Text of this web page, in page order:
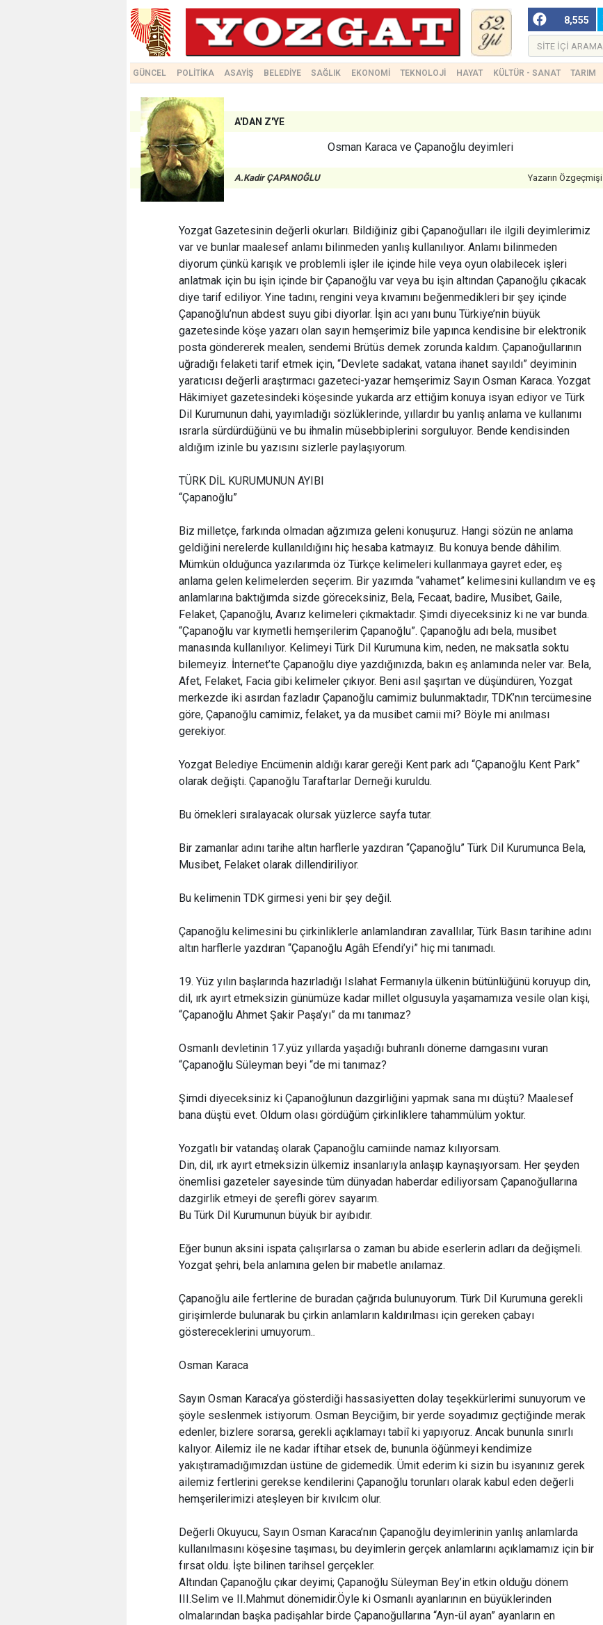
8,555
GÜNCEL POLİTİKA ASAYİŞ BELEDİYE SAĞLIK EKONOMİ TEKNOLOJİ HAYAT KÜLTÜR - SANAT TARIM
A'DAN Z'YE
Osman Karaca ve Çapanoğlu deyimleri
A.Kadir ÇAPANOĞLU Yazarın Özgeçmişi
Yozgat Gazetesinin değerli okurları. Bildiğiniz gibi Çapanoğulları ile ilgili deyimlerimiz
var ve bunlar maalesef anlamı bilinmeden yanlış kullanılıyor. Anlamı bilinmeden
diyorum çünkü karışık ve problemli işler ile içinde hile veya oyun olabilecek işleri
anlatmak için bu işin içinde bir Çapanoğlu var veya bu işin altından Çapanoğlu çıkacak
diye tarif ediliyor. Yine tadını, rengini veya kıvamını beğenmedikleri bir şey içinde
Çapanoğlu’nun abdest suyu gibi diyorlar. İşin acı yanı bunu Türkiye’nin büyük
gazetesinde köşe yazarı olan sayın hemşerimiz bile yapınca kendisine bir elektronik
posta göndererek mealen, sendemi Brütüs demek zorunda kaldım. Çapanoğullarının
uğradığı felaketi tarif etmek için, “Devlete sadakat, vatana ihanet sayıldı” deyiminin
yaratıcısı değerli araştırmacı gazeteci-yazar hemşerimiz Sayın Osman Karaca. Yozgat
Hâkimiyet gazetesindeki köşesinde yukarda arz ettiğim konuya isyan ediyor ve Türk
Dil Kurumunun dahi, yayımladığı sözlüklerinde, yıllardır bu yanlış anlama ve kullanımı
ısrarla sürdürdüğünü ve bu ihmalin müsebbiplerini sorguluyor. Bende kendisinden
aldığım izinle bu yazısını sizlerle paylaşıyorum.
TÜRK DİL KURUMUNUN AYIBI
“Çapanoğlu”
Biz milletçe, farkında olmadan ağzımıza geleni konuşuruz. Hangi sözün ne anlama
geldiğini nerelerde kullanıldığını hiç hesaba katmayız. Bu konuya bende dâhilim.
Mümkün olduğunca yazılarımda öz Türkçe kelimeleri kullanmaya gayret eder, eş
anlama gelen kelimelerden seçerim. Bir yazımda “vahamet” kelimesini kullandım ve eş
anlamlarına baktığımda sizde göreceksiniz, Bela, Fecaat, badire, Musibet, Gaile,
Felaket, Çapanoğlu, Avarız kelimeleri çıkmaktadır. Şimdi diyeceksiniz ki ne var bunda.
“Çapanoğlu var kıymetli hemşerilerim Çapanoğlu”. Çapanoğlu adı bela, musibet
manasında kullanılıyor. Kelimeyi Türk Dil Kurumuna kim, neden, ne maksatla soktu
bilemeyiz. İnternet’te Çapanoğlu diye yazdığınızda, bakın eş anlamında neler var. Bela,
Afet, Felaket, Facia gibi kelimeler çıkıyor. Beni asıl şaşırtan ve düşündüren, Yozgat
merkezde iki asırdan fazladır Çapanoğlu camimiz bulunmaktadır, TDK’nın tercümesine
göre, Çapanoğlu camimiz, felaket, ya da musibet camii mi? Böyle mi anılması
gerekiyor.
Yozgat Belediye Encümenin aldığı karar gereği Kent park adı “Çapanoğlu Kent Park”
olarak değişti. Çapanoğlu Taraftarlar Derneği kuruldu.
Bu örnekleri sıralayacak olursak yüzlerce sayfa tutar.
Bir zamanlar adını tarihe altın harflerle yazdıran “Çapanoğlu” Türk Dil Kurumunca Bela,
Musibet, Felaket olarak dillendiriliyor.
Bu kelimenin TDK girmesi yeni bir şey değil.
Çapanoğlu kelimesini bu çirkinliklerle anlamlandıran zavallılar, Türk Basın tarihine adını
altın harflerle yazdıran “Çapanoğlu Agâh Efendi’yi” hiç mi tanımadı.
19. Yüz yılın başlarında hazırladığı Islahat Fermanıyla ülkenin bütünlüğünü koruyup din,
dil, ırk ayırt etmeksizin günümüze kadar millet olgusuyla yaşamamıza vesile olan kişi,
“Çapanoğlu Ahmet Şakir Paşa’yı” da mı tanımaz?
Osmanlı devletinin 17.yüz yıllarda yaşadığı buhranlı döneme damgasını vuran
“Çapanoğlu Süleyman beyi “de mi tanımaz?
Şimdi diyeceksiniz ki Çapanoğlunun dazgirliğini yapmak sana mı düştü? Maalesef
bana düştü evet. Oldum olası gördüğüm çirkinliklere tahammülüm yoktur.
Yozgatlı bir vatandaş olarak Çapanoğlu camiinde namaz kılıyorsam.
Din, dil, ırk ayırt etmeksizin ülkemiz insanlarıyla anlaşıp kaynaşıyorsam. Her şeyden
önemlisi gazeteler sayesinde tüm dünyadan haberdar ediliyorsam Çapanoğullarına
dazgirlik etmeyi de şerefli görev sayarım.
Bu Türk Dil Kurumunun büyük bir ayıbıdır.
Eğer bunun aksini ispata çalışırlarsa o zaman bu abide eserlerin adları da değişmeli.
Yozgat şehri, bela anlamına gelen bir mabetle anılamaz.
Çapanoğlu aile fertlerine de buradan çağrıda bulunuyorum. Türk Dil Kurumuna gerekli
girişimlerde bulunarak bu çirkin anlamların kaldırılması için gereken çabayı
göstereceklerini umuyorum..
Osman Karaca
Sayın Osman Karaca’ya gösterdiği hassasiyetten dolay teşekkürlerimi sunuyorum ve
şöyle seslenmek istiyorum. Osman Beyciğim, bir yerde soyadımız geçtiğinde merak
edenler, bizlere sorarsa, gerekli açıklamayı tabiî ki yapıyoruz. Ancak bununla sınırlı
kalıyor. Ailemiz ile ne kadar iftihar etsek de, bununla öğünmeyi kendimize
yakıştıramadığımızdan üstüne de gidemedik. Ümit ederim ki sizin bu isyanınız gerek
ailemiz fertlerini gerekse kendilerini Çapanoğlu torunları olarak kabul eden değerli
hemşerilerimizi ateşleyen bir kıvılcım olur.
Değerli Okuyucu, Sayın Osman Karaca’nın Çapanoğlu deyimlerinin yanlış anlamlarda
kullanılmasını köşesine taşıması, bu deyimlerin gerçek anlamlarını açıklamamız için bir
fırsat oldu. İşte bilinen tarihsel gerçekler.
Altından Çapanoğlu çıkar deyimi; Çapanoğlu Süleyman Bey’in etkin olduğu dönem
III.Selim ve II.Mahmut dönemidir.Öyle ki Osmanlı ayanlarının en büyüklerinden
olmalarından başka padişahlar birde Çapanoğullarına “Ayn-ül ayan” ayanların en